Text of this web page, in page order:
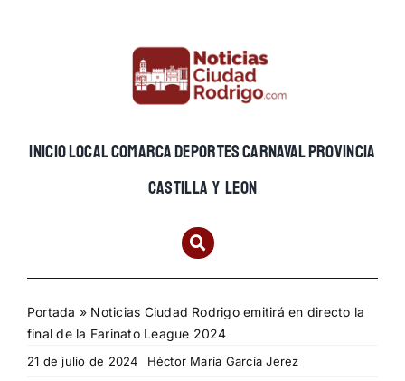
INICIOLOCALCOMARCADEPORTESCARNAVALPROVINCIA
CASTILLA Y LEON
Portada » Noticias Ciudad Rodrigo emitirá en directo la
final de la Farinato League 2024
21 de julio de 2024 Héctor María García Jerez